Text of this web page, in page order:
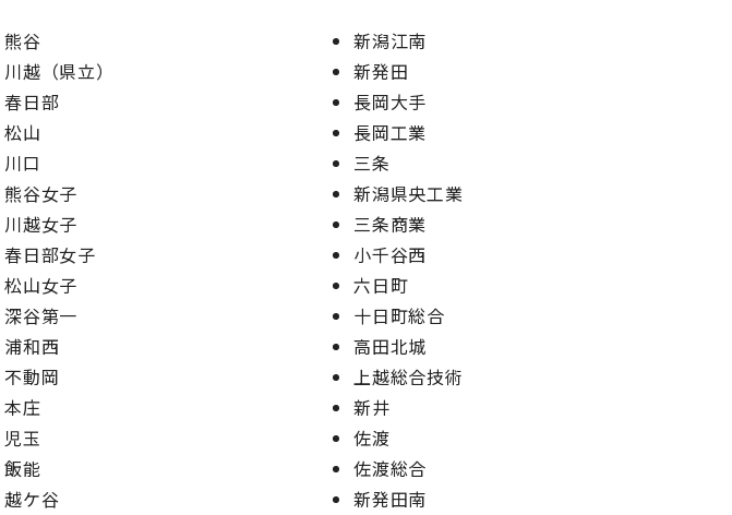
熊谷
川越（県立）
春日部
松山
川口
熊谷女子
川越女子
春日部女子
松山女子
深谷第一
浦和西
不動岡
本庄
児玉
飯能
越ケ谷
新潟江南
新発田
長岡大手
長岡工業
三条
新潟県央工業
三条商業
小千谷西
六日町
十日町総合
高田北城
上越総合技術
新井
佐渡
佐渡総合
新発田南